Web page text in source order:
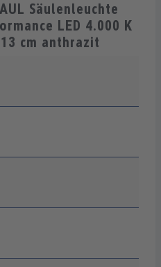
Säulenleuchte
LED 4.000 K
cm anthrazit